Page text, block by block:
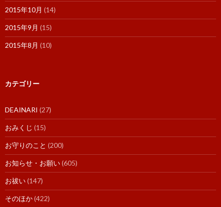
2015年10月 (14)
2015年9月 (15)
2015年8月 (10)
カテゴリー
DEAINARI (27)
おみくじ (15)
お守りのこと (200)
お知らせ・お願い(605)
お祓い(147)
そのほか(422)